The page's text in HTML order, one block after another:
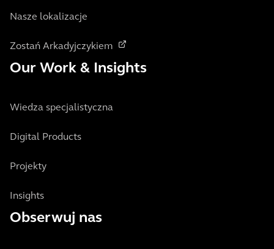
Nasze lokalizacje
Zostań Arkadyjczykiem
Our Work & Insights
Wiedza specjalistyczna
Digital Products
Projekty
Insights
Obserwuj nas